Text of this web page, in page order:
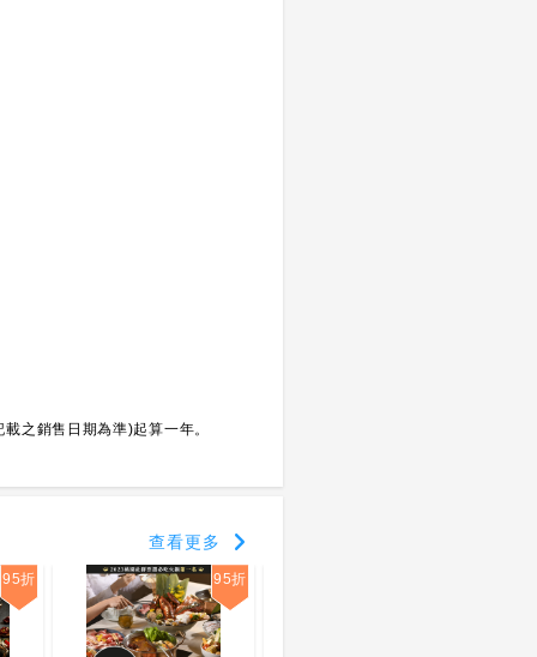
之銷售日期為準)起算一年。
查看更多
95折 95折